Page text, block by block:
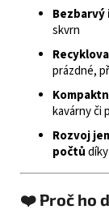
skvrn
prázdné,
kavárny či
Rozvoj
počtů
❤️ Proč ho